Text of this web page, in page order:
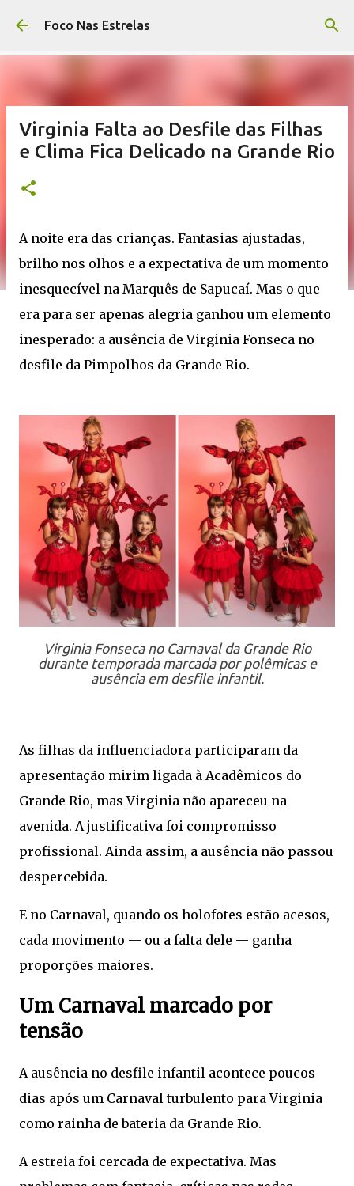
Pular para o conteúdo principal
Foco Nas Estrelas
Virginia Falta ao Desfile das Filhas
e Clima Fica Delicado na Grande Rio
A noite era das crianças. Fantasias ajustadas,
brilho nos olhos e a expectativa de um momento
inesquecível na Marquês de Sapucaí. Mas o que
era para ser apenas alegria ganhou um elemento
inesperado: a ausência deVirginia Fonseca no
desfile da Pimpolhos da Grande Rio.
Virginia Fonseca no Carnaval da Grande Rio
durante temporada marcada por polêmicas e
ausência em desfile infantil.
As filhas da influenciadora participaram da
apresentação mirim ligada à Acadêmicos do
Grande Rio, mas Virginia não apareceu na
avenida. A justificativa foi compromisso
profissional. Ainda assim, a ausência não passou
despercebida.
E no Carnaval, quando os holofotes estão acesos,
cada movimento — ou a falta dele — ganha
proporções maiores.
Um Carnaval marcado por
tensão
A ausência no desfile infantil acontece poucos
dias após um Carnaval turbulento para Virginia
como rainha de bateria da Grande Rio.
A estreia foi cercada de expectativa. Mas